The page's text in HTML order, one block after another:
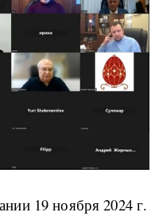
19 ноября 2024 г.